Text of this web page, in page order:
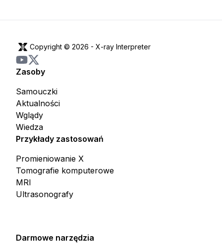
Copyright © 2026 - X-ray Interpreter
Zasoby
Wglądy
Wiedza
Aktualności
Samouczki
Przykłady zastosowań
Tomografie komputerowe
MRI
Ultrasonografy
Promieniowanie X
Darmowe narzędzia